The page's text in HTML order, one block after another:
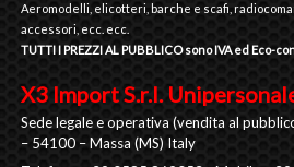
Aeromodelli, elicotteri, barche e scafi,
accessori, ecc. ecc.
TUTTI I PREZZI AL PUBBLICO sono IVA ed Eco-
X3 Import S.r.l.
Sede legale e operativa (vendita al
– 54100 – Massa (MS) Italy